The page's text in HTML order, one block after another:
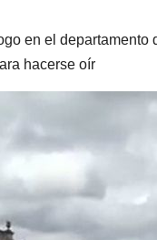
en el
hacerse oír